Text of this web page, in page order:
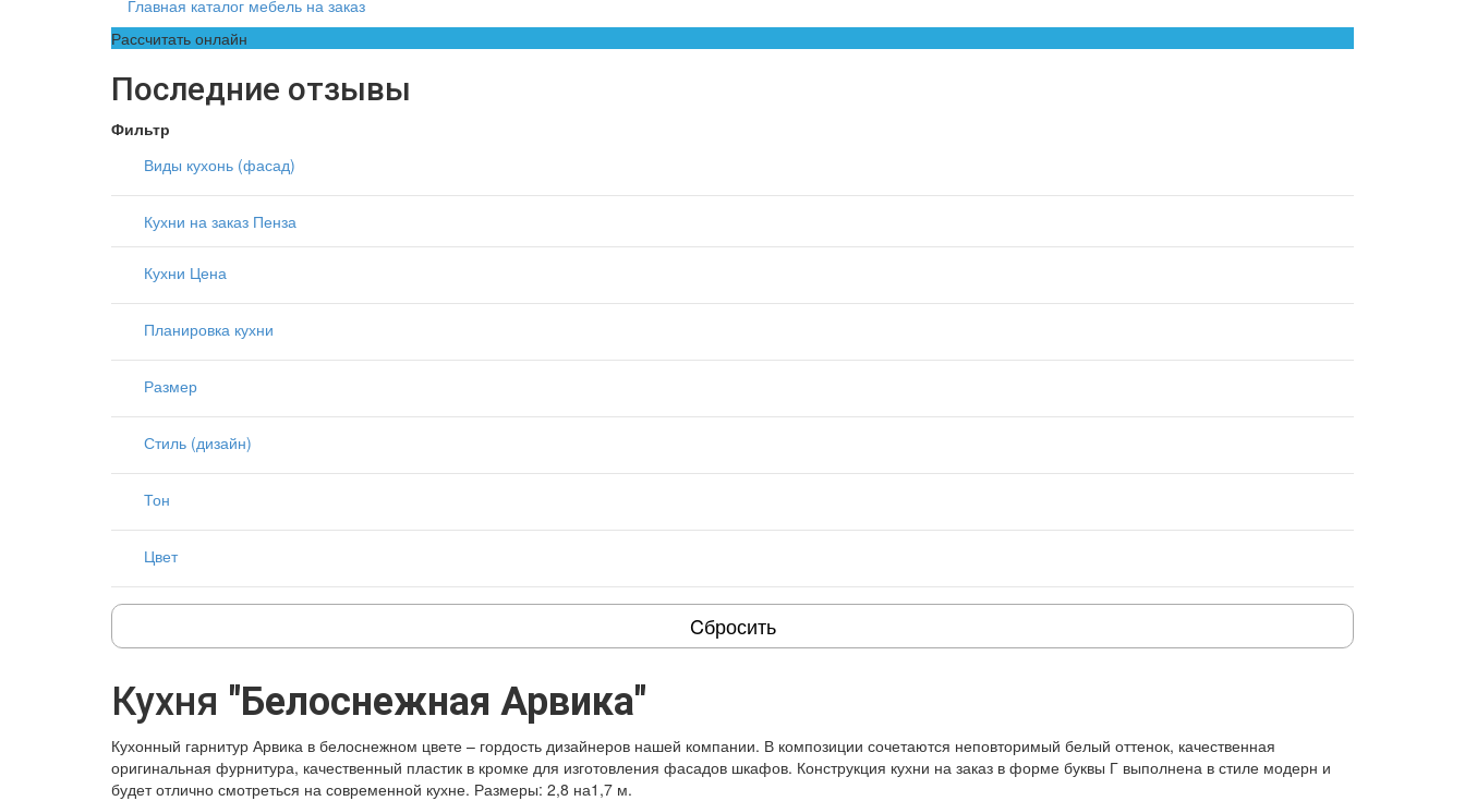
Главная каталог мебель на заказ
Рассчитать онлайн
Последние отзывы
Фильтр
Виды кухонь (фасад)
Кухни на заказ Пенза
Кухни Цена
Планировка кухни
Размер
Стиль (дизайн)
Тон
Цвет
Cбросить
Кухня "Белоснежная Арвика"
Кухонный гарнитур Арвика в белоснежном цвете – гордость дизайнеров нашей компании. В композиции сочетаются неповторимый белый оттенок, качественная
оригинальная фурнитура, качественный пластик в кромке для изготовления фасадов шкафов. Конструкция кухни на заказ в форме буквы Г выполнена в стиле модерн и
будет отлично смотреться на современной кухне. Размеры: 2,8 на1,7 м.